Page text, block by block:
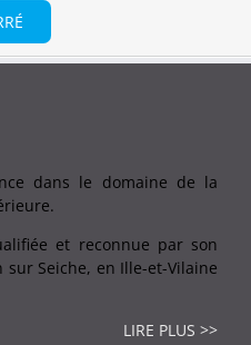
dans le domaine de la
et reconnue par son
Seiche, en Ille-et-Vilaine
LIRE PLUS >>